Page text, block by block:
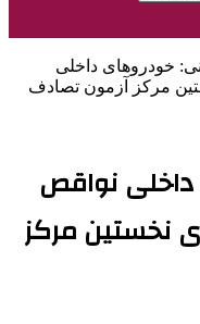
خودروهای داخلی
مرکز آزمون تصادف
نواقص
نخستین مرکز